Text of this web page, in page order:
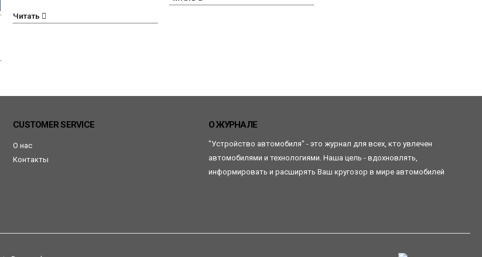
Читать
CUSTOMER SERVICE
О нас
Контакты
О ЖУРНАЛЕ
"Устройство автомобиля" - это журнал для всех, кто увлечен
автомобилями и технологиями. Наша цель - вдохновлять,
информировать и расширять Ваш кругозор в мире автомобилей